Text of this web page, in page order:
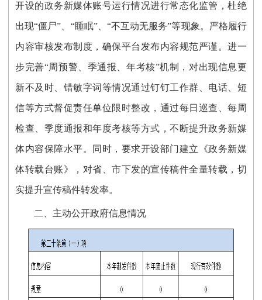
开设的政务新媒体账号运行情况进行常态化监管，杜绝
出现“僵尸”、“睡眠”、“不互动无服务”等现象 。 严格履行
内容审核发布制度，确保平台发布内容规范严谨。进一
步完善“周预警、季通报、年考核”机制，对出现信息更
新不及时、错敏字词等情况通过钉钉工作群、电话、短
信等方式督促责任单位限时整改，通过每日巡查、每周
检查、季度通报和年度考核等方式，不断提升政务新媒
体内容保障水平。同时，要求开设部门建立《政务新媒
体转载台账》，对省、市下发的宣传稿件全量转载，切
实提升宣传稿件转发率。
二、主动公开政府信息情况